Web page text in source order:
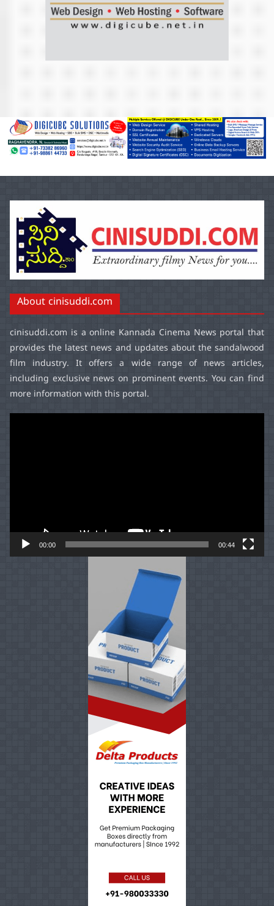
About cinisuddi.com
cinisuddi.com is a online Kannada Cinema News portal that
provides the latest news and updates about the sandalwood
film industry. It offers a wide range of news articles,
including exclusive news on prominent events. You can find
more information with this portal.
00:00 00:44